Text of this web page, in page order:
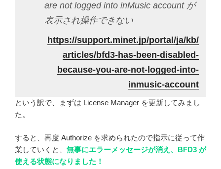
are not logged into inMusic account が
表示され操作できない
https://support.minet.jp/portal/ja/kb/
articles/bfd3-has-been-disabled-
because-you-are-not-logged-into-
inmusic-account
という訳で、まずは License Manager を更新してみまし
た。
すると、再度 Authorize を求められたので指示に従って作
業していくと、 無事にエラーメッセージが消え、BFD3 が
使える状態になりました！